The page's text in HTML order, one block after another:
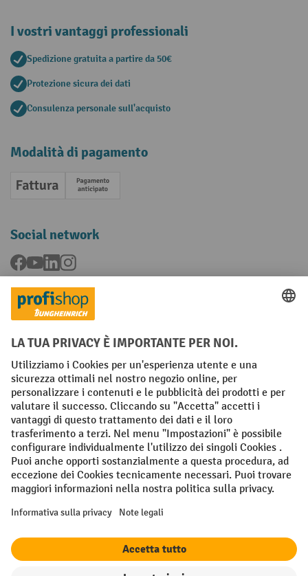
I vostri vantaggi professionali
Spedizione gratuita a partire da 50€
Protezione sicura dei dati
Consulenza personale sull'acquisto
Modalità di pagamento
Fattura Pagamento anticipato
Social network
Facebook
YouTubeLinkedInInstagram
Condizioni Generali di Vendita
Dichiarazione di protezione dei dati Impronta
Impostazioni sulla privacy
All prices excl. VAT plusshipping costsand possible delivery charges,
if not stated otherwise.
¹ Lo sconto è valido fino a esaurimento scorte. Lo sconto non si applica
ai prezzi speciali. Non è possibile la combinazione con altri sconti o
buoni in percentuale. | ² Lo sconto viene concesso una sola volta al
per 10 giorni e può essere riscosso online a partire da un valore netto
categoria di prodotto ed è fino al 10%. Sono esclusi i transpallet
elettrici, i carrelli elevatori elettrici, i carrelli elevatori frontali